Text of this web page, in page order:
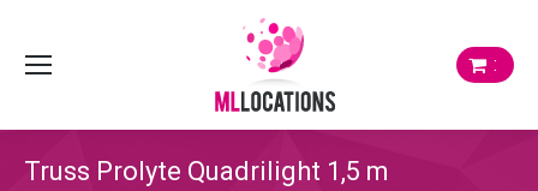
:
Truss Prolyte Quadrilight 1,5 m